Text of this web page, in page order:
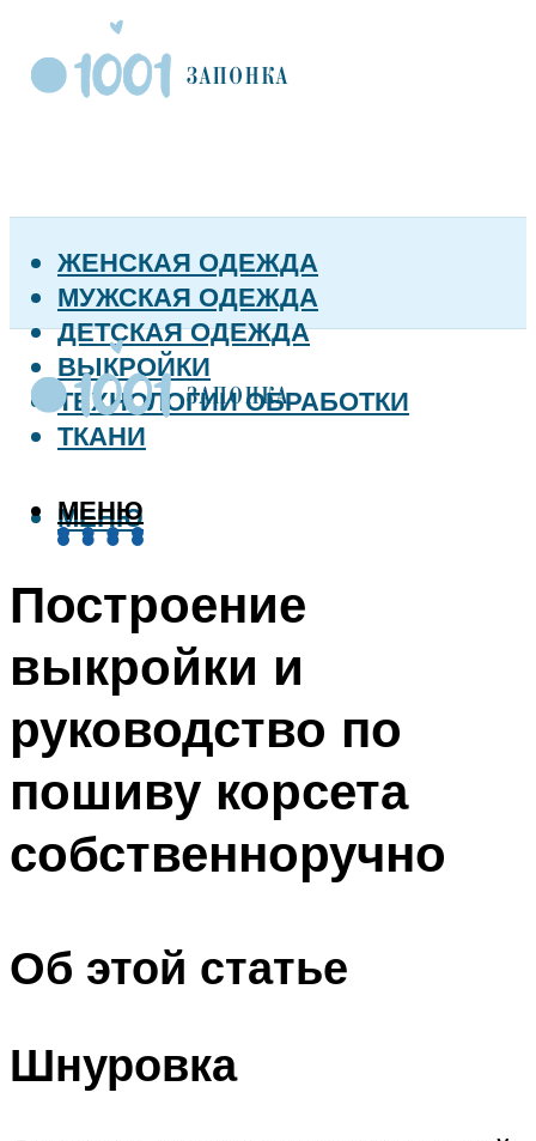
ЖЕНСКАЯ ОДЕЖДА
МУЖСКАЯ ОДЕЖДА
ДЕТСКАЯ ОДЕЖДА
ВЫКРОЙКИ
ТЕХНОЛОГИИ ОБРАБОТКИ
ТКАНИ
МЕНЮ
МЕНЮ
Построение
выкройки и
руководство по
пошиву корсета
собственноручно
Об этой статье
Шнуровка